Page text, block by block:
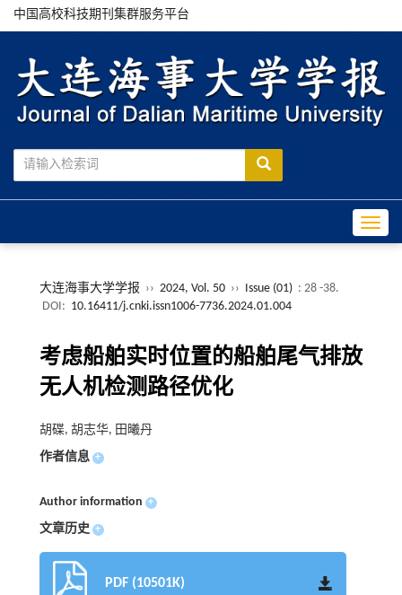
中国高校科技期刊集群服务平台
大连海事大学学报 ›› 2024, Vol. 50 ›› Issue (01) : 28 -38.
DOI: 10.16411/j.cnki.issn1006-7736.2024.01.004
考虑船舶实时位置的船舶尾气排放
无人机检测路径优化
胡碟, 胡志华, 田曦丹
作者信息 +
Author information +
文章历史 +
PDF (10501K)